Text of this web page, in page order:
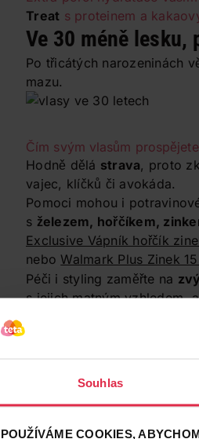
Souhlas
POUŽÍVÁME COOKIES,
Treat s proteinem a
Ve 30 méně lesku,
Po třicátých narozeninách
mazu.
Čím svým vlasům
Hodně dělá strava, proto
vajec, klíčků či avokáda.
Pomoci mohou i
s železem, hořčíkem,
Exclusive Vápník hořčík
nebo Walmark Plus Zinek
Péči i styling zaměřte na
s jejich matným vzhledem,